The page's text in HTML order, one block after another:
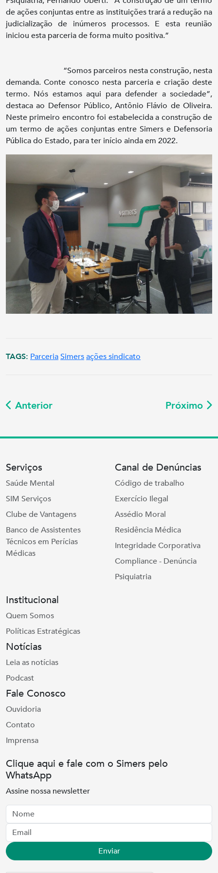
de ações conjuntas entre as instituições trará a redução na
judicialização de inúmeros processos. E esta reunião
iniciou esta parceria de forma muito positiva.”
“Somos parceiros nesta construção, nesta
demanda. Conte conosco nesta parceria e criação deste
termo. Nós estamos aqui para defender a sociedade”,
destaca ao Defensor Público, Antônio Flávio de Oliveira.
Neste primeiro encontro foi estabelecida a construção de
um termo de ações conjuntas entre Simers e Defensoria
Pública do Estado, para ter início ainda em 2022.
TAGS: ParceriaSimersações sindicato
Anterior Próximo
Serviços
Saúde Mental
SIM Serviços
Clube de Vantagens
Banco de Assistentes
Técnicos em Perícias
Médicas
Canal de Denúncias
Código de trabalho
Exercício Ilegal
Assédio Moral
Residência Médica
Integridade Corporativa
Compliance - Denúncia
Psiquiatria
Institucional
Quem Somos
Políticas Estratégicas
Notícias
Leia as notícias
Podcast
Fale Conosco
Ouvidoria
Contato
Imprensa
Clique aqui e fale com o Simers pelo
WhatsApp
Assine nossa newsletter
Nome
Email
Enviar